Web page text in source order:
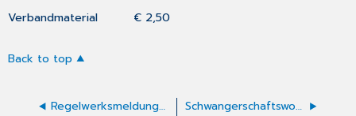
Verbandmaterial € 2,50
Back to top
Regelwerksmeldungen bei der Eingabe von Leistungsziffern Schwangerschaftswoche übernehmen